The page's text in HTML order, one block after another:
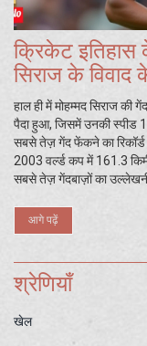
क्रिकेट
सिराज के विवाद
हाल ही में मोहम्मद सिराज की
पैदा हुआ, जिसमें उनकी स्पीड
सबसे तेज़ गेंद फेंकने का रिकॉर्ड
2003 वर्ल्ड कप में 161.3
सबसे तेज़ गेंदबाज़ों का
आगे पढ़ें
श्रेणियाँ
खेल